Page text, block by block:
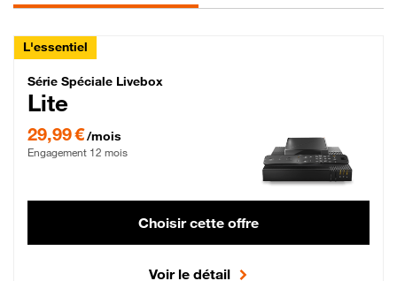
L'essentiel
Série Spéciale Livebox Lite Fibre
Série Spéciale Livebox
Lite
29,99 €/mois
Engagement 12 mois
Choisir cette offre
Voir le détail